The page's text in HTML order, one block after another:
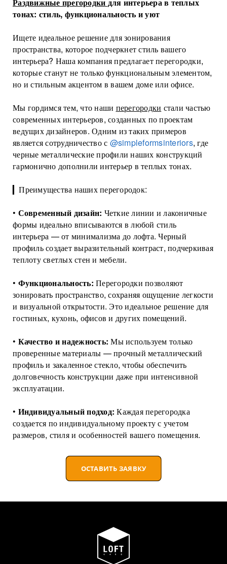
Торговые перегородки
тонах: стиль, функциональность и уют
Ищете идеальное решение для зонирования
пространства, которое подчеркнет стиль вашего
интерьера? Наша компания предлагает перегородки,
которые станут не только функциональным элементом,
но и стильным акцентом в вашем доме или офисе.
Мы гордимся тем, что наши перегородки стали частью
современных интерьеров, созданных по проектам
ведущих дизайнеров. Одним из таких примеров
является сотрудничество с @simpleformsinteriors, где
черные металлические профили наших конструкций
гармонично дополнили интерьер в теплых тонах.
▎Преимущества наших перегородок:
• Современный дизайн: Четкие линии и лаконичные
формы идеально вписываются в любой стиль
интерьера — от минимализма до лофта. Черный
профиль создает выразительный контраст, подчеркивая
теплоту светлых стен и мебели.
• Функциональность: Перегородки позволяют
зонировать пространство, сохраняя ощущение легкости
и визуальной открытости. Это идеальное решение для
гостиных, кухонь, офисов и других помещений.
• Качество и надежность: Мы используем только
проверенные материалы — прочный металлический
профиль и закаленное стекло, чтобы обеспечить
долговечность конструкции даже при интенсивной
эксплуатации.
• Индивидуальный подход: Каждая перегородка
создается по индивидуальному проекту с учетом
размеров, стиля и особенностей вашего помещения.
ОСТАВИТЬ ЗАЯВКУ